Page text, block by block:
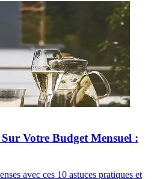
Votre Budget Mensuel :
avec ces 10 astuces pratiques et